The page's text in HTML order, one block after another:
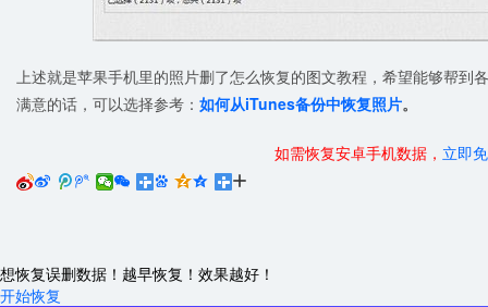
上述就是苹果手机里的照片删了怎么恢复的图文教程，希望能够帮到
满意的话，可以选择参考： 如何从iTunes备份中恢复照片。
如需恢复安卓手机数据， 立即
     
想恢复误删数据！越早恢复！效果越好！
开始恢复